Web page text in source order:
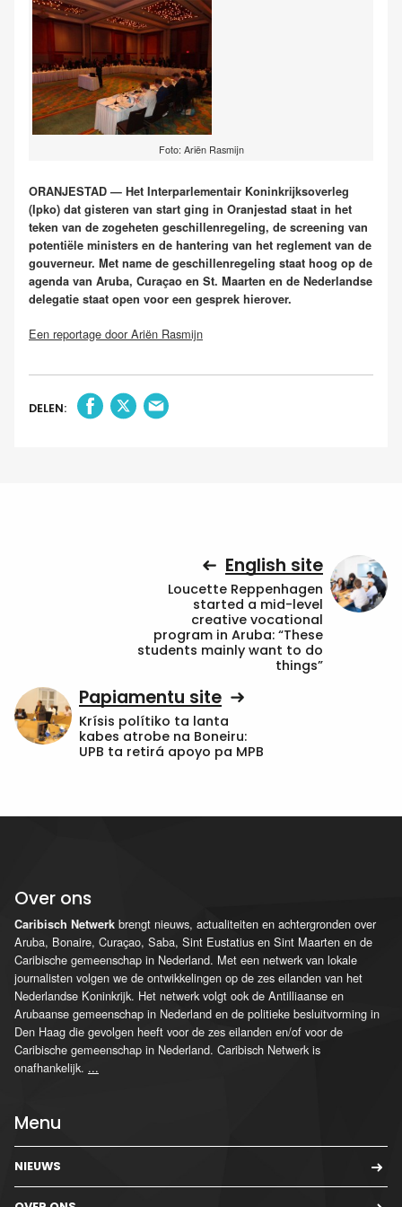
Foto: Ariën Rasmijn
ORANJESTAD — Het Interparlementair Koninkrijksoverleg
(Ipko) dat gisteren van start ging in Oranjestad staat in het
teken van de zogeheten geschillenregeling, de screening van
potentiële ministers en de hantering van het reglement van de
gouverneur. Met name de geschillenregeling staat hoog op de
agenda van Aruba, Curaçao en St. Maarten en de Nederlandse
delegatie staat open voor een gesprek hierover.
Een reportage door Ariën Rasmijn
DELEN:
English site
Loucette Reppenhagen
started a mid-level
creative vocational
program in Aruba: “These
students mainly want to do
things”
Papiamentu site
Krísis polítiko ta lanta
kabes atrobe na Boneiru:
UPB ta retirá apoyo pa MPB
Over ons
Caribisch Netwerk brengt nieuws, actualiteiten en achtergronden over
Aruba, Bonaire, Curaçao, Saba, Sint Eustatius en Sint Maarten en de
Caribische gemeenschap in Nederland. Met een netwerk van lokale
journalisten volgen we de ontwikkelingen op de zes eilanden van het
Nederlandse Koninkrijk. Het netwerk volgt ook de Antilliaanse en
Arubaanse gemeenschap in Nederland en de politieke besluitvorming in
Den Haag die gevolgen heeft voor de zes eilanden en/of voor de
Caribische gemeenschap in Nederland. Caribisch Netwerk is
onafhankelijk. ...
Menu
NIEUWS